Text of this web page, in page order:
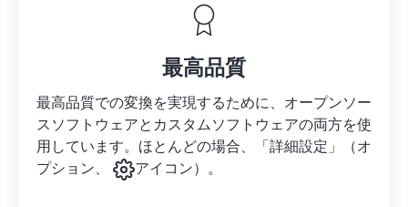
最高品質
最高品質での変換を実現するために、オープンソー
スソフトウェアとカスタムソフトウェアの両方を使
用しています。ほとんどの場合、「詳細設定」（オ
プション、
アイコン）。